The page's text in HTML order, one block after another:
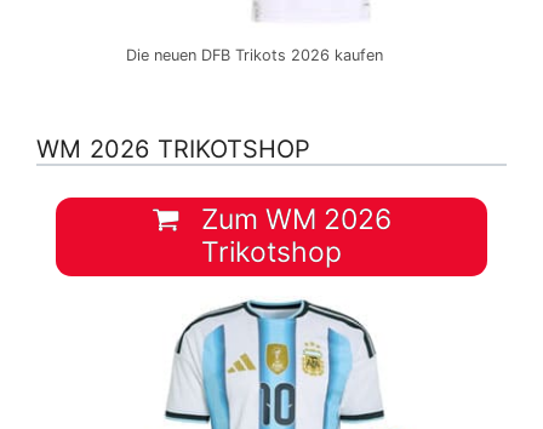
Die neuen DFB Trikots 2026 kaufen
WM 2026 TRIKOTSHOP
Zum WM 2026
Trikotshop